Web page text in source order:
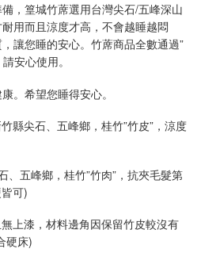
，篁城竹蓆選用台灣尖石/五峰深山
用而且涼度才高，不會越睡越悶
讓您睡的安心。竹蓆商品全數通過”
安心使用。
。希望您睡得安心。
縣尖石、五峰鄉，桂竹”竹皮”，涼度
、五峰鄉，桂竹”竹肉”，抗夾毛髮第
可)
上漆，材料邊角因保留竹皮較沒有
硬床)